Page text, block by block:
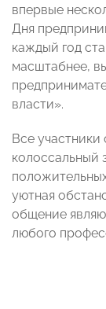
впервые
Дня
каждый год
масштабнее,
власти».
Все
колоссальный
уютная
общение
любого